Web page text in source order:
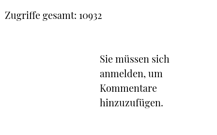
Zugriffe gesamt: 10932
Sie müssen sich
anmelden, um
Kommentare
hinzuzufügen.